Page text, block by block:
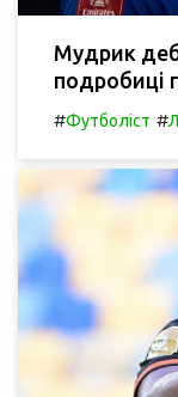
Мудрик
подробиці
#Футболіст #